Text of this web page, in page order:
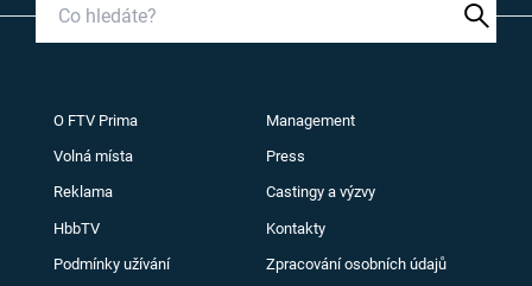
O FTV Prima Management
Volná místa Press
Reklama Castingy a výzvy
HbbTV Kontakty
Podmínky užívání Zpracování osobních údajů